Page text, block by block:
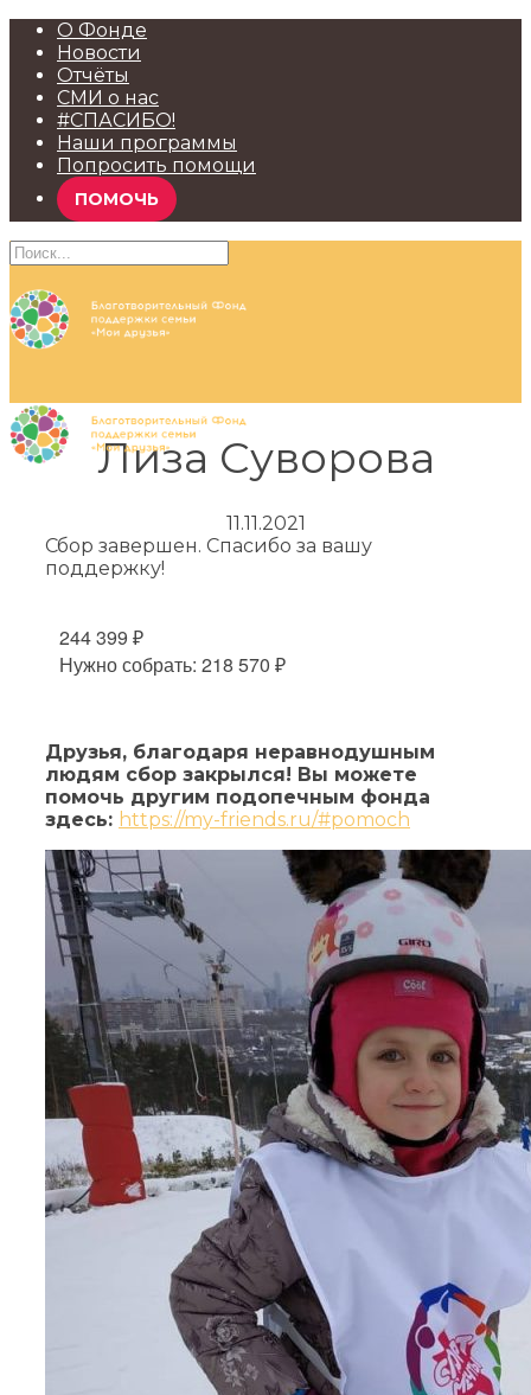
О Фонде
Новости
Отчёты
СМИ о нас
#СПАСИБО!
Наши программы
Попросить помощи
ПОМОЧЬ
Лиза Суворова
11.11.2021
Сбор завершен. Спасибо за вашу
поддержку!
244 399 ₽
Нужно собрать: 218 570 ₽
Друзья, благодаря неравнодушным
людям сбор закрылся! Вы можете
помочь другим подопечным фонда
здесь: https://my-friends.ru/#pomoch